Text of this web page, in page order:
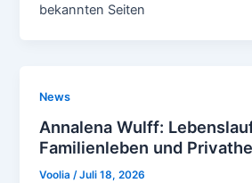
bekannten Seiten
News
Annalena Wulff:
Familienleben und
Voolia/Juli 18, 2026